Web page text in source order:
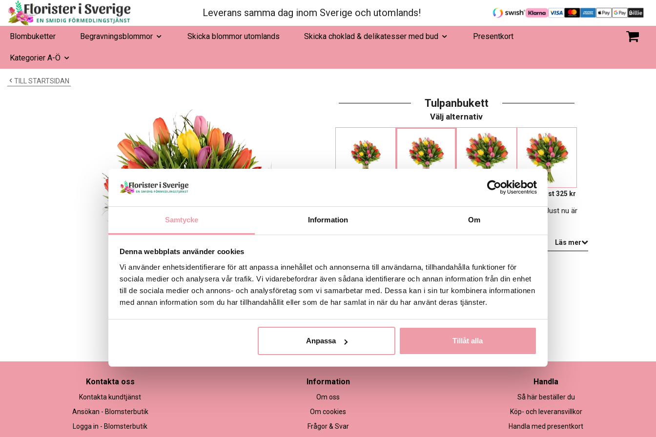
Samtycke Information Om
Denna webbplats använder cookies
Vi använder enhetsidentifierare för att anpassa innehållet och annonserna till användarna, tillhandahålla funktioner för
sociala medier och analysera vår trafik. Vi vidarebefordrar även sådana identifierare och annan information från din enhet
till de sociala medier och annons- och analysföretag som vi samarbetar med. Dessa kan i sin tur kombinera informationen
med annan information som du har tillhandahållit eller som de har samlat in när du har använt deras tjänster.
Anpassa Tillåt alla
Leverans samma dag inom Sverige och utomlands!
Blombuketter Begravningsblommor Skicka blommor utomlands Skicka choklad & delikatesser med bud Presentkort
Kategorier A-Ö
TILL STARTSIDAN
Tulpanbukett
Välj alternativ
Eget, minst 325 kr
De här produkterna går endast att beställa när de är i säsong. Just nu är
de inte i säsong.
Läs mer
Kontakta oss
Kontakta kundtjänst
Ansökan - Blomsterbutik
Logga in - Blomsterbutik
Information
Om oss
Om cookies
Frågor & Svar
Handla
Så här beställer du
Köp- och leveransvillkor
Handla med presentkort